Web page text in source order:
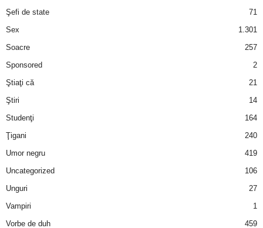
Şefi de state
71
Sex
1.301
Soacre
257
Sponsored
2
Ştiaţi că
21
Ştiri
14
Studenţi
164
Ţigani
240
Umor negru
419
Uncategorized
106
Unguri
27
Vampiri
1
Vorbe de duh
459